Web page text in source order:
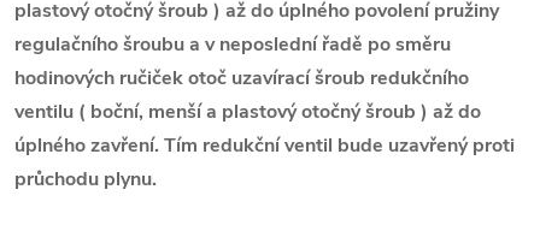
plastový otočný šroub ) až do úplného povolení pružiny
regulačního šroubu a v neposlední řadě po směru
hodinových ručiček otoč uzavírací šroub redukčního
ventilu ( boční, menší a plastový otočný šroub ) až do
úplného zavření. Tím redukční ventil bude uzavřený proti
průchodu plynu.